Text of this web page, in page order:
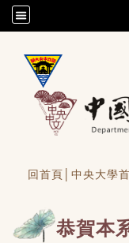
/accesskey""
回首頁│ 中央大學首
恭賀本